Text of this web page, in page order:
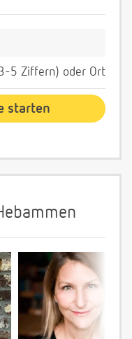
5 Ziffern) oder Ort